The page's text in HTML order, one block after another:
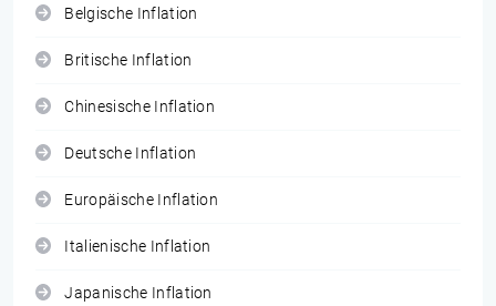
Belgische Inflation
Britische Inflation
Chinesische Inflation
Deutsche Inflation
Europäische Inflation
Italienische Inflation
Japanische Inflation